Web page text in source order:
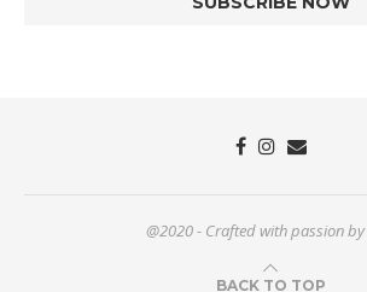
@2020 - Crafted with passion by
BACK TO TOP